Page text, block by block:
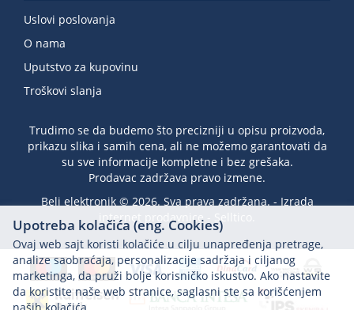
Uslovi poslovanja
O nama
Uputstvo za kupovinu
Troškovi slanja
Trudimo se da budemo što precizniji u opisu proizvoda,
prikazu slika i samih cena, ali ne možemo garantovati da
su sve informacije kompletne i bez grešaka.
Prodavac zadržava pravo izmene.
Beli elektronik © 2026. Sva prava zadržana. - Izrada
internet prodavnice
Selltico.
Upotreba kolačića (eng. Cookies)
Ovaj web sajt koristi kolačiće u cilju unapređenja pretrage,
analize saobraćaja, personalizacije sadržaja i ciljanog
marketinga, da pruži bolje korisničko iskustvo. Ako nastavite
da koristite naše web stranice, saglasni ste sa korišćenjem